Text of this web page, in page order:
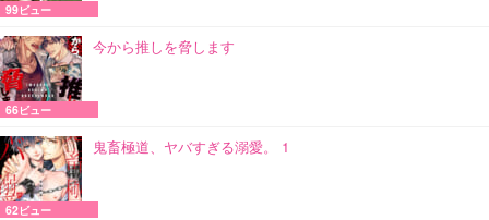
99ビュー
今から推しを脅します
66ビュー
鬼畜極道、ヤバすぎる溺愛。 1
62ビュー